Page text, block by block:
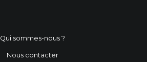
Qui sommes-nous ?
Nous contacter